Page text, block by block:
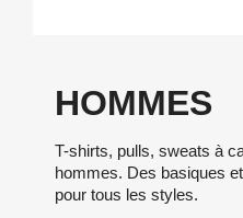
HOMMES
T-shirts, pulls, sweats à
hommes. Des basiques
pour tous les styles.